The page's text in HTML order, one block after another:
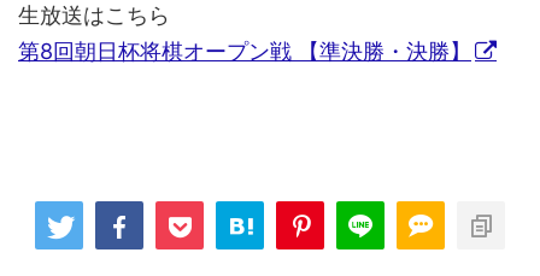
生放送はこちら
第8回朝日杯将棋オープン戦 【準決勝・決勝】